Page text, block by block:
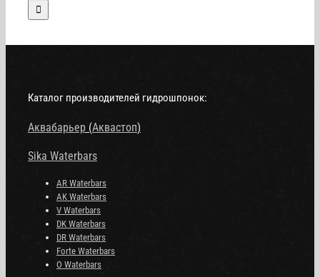
Каталог производителей гидрошпонок:
Аквабарьер (Аквастоп)
Sika Waterbars
AR Waterbars
AK Waterbars
V Waterbars
DK Waterbars
DR Waterbars
Forte Waterbars
O Waterbars